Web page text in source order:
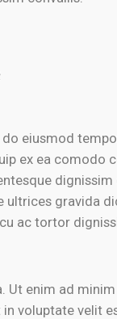
eiusmod
ex ea comodo
gravida
ac tortor
enim ad
voluptate velit